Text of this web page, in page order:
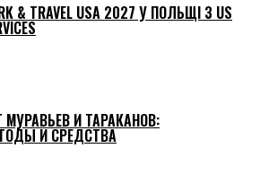
& TRAVEL USA 2027 У ПОЛЬЩІ З US
И ТАРАКАНОВ:
И СРЕДСТВА